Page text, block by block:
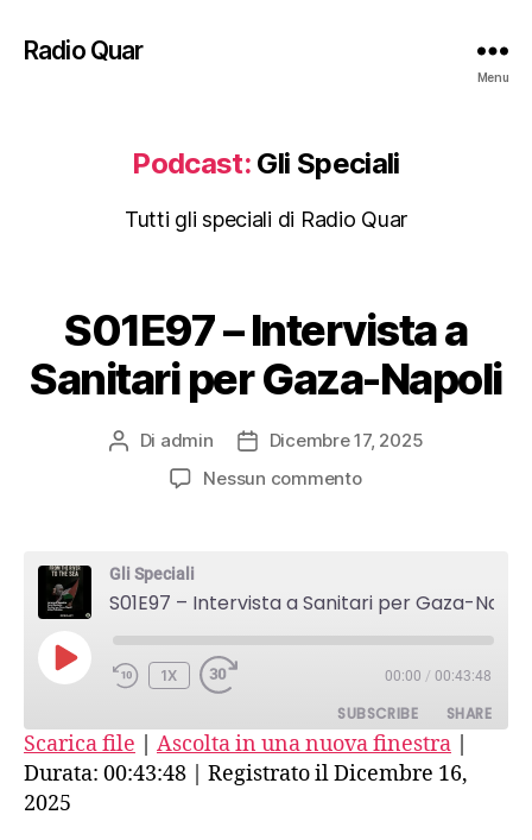
Radio Quar
Menu
Podcast: Gli Speciali
Tutti gli speciali di Radio Quar
S01E97 – Intervista a
Sanitari per Gaza-Napoli
Autore
articolo
Di admin
DataDicembre 17, 2025
Nessun commentosu
Sanitari
per
Napoli
Gli Speciali
PLAY
EPISODE
1X 00:00 / 00:43:48
SUBSCRIBE SHARE
Amazon Apple Podcasts
SHARE
Scarica file Ascolta in una nuova finestra
Durata: 00:43:48
Registrato il Dicembre 16,
2025